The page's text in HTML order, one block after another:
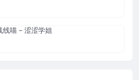
线喵 – 涩涩学姐